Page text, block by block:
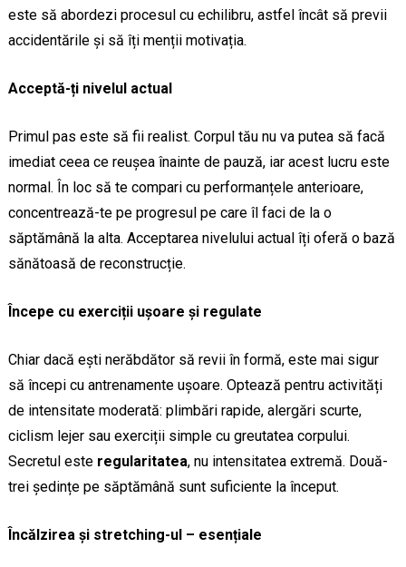
este să abordezi procesul cu echilibru, astfel încât să previi
accidentările și să îți menții motivația.
Acceptă-ți nivelul actual
Primul pas este să fii realist. Corpul tău nu va putea să facă
imediat ceea ce reușea înainte de pauză, iar acest lucru este
normal. În loc să te compari cu performanțele anterioare,
concentrează-te pe progresul pe care îl faci de la o
săptămână la alta. Acceptarea nivelului actual îți oferă o bază
sănătoasă de reconstrucție.
Începe cu exerciții ușoare și regulate
Chiar dacă ești nerăbdător să revii în formă, este mai sigur
să începi cu antrenamente ușoare. Optează pentru activități
de intensitate moderată: plimbări rapide, alergări scurte,
ciclism lejer sau exerciții simple cu greutatea corpului.
Secretul este regularitatea, nu intensitatea extremă. Două-
trei ședințe pe săptămână sunt suficiente la început.
Încălzirea și stretching-ul – esențiale